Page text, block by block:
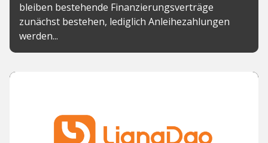
bleiben bestehende Finanzierungsverträge
zunächst bestehen, lediglich Anleihezahlungen
werden...